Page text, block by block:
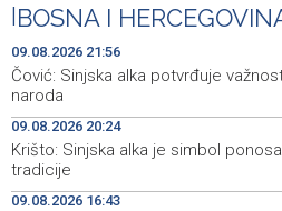
06:53 Najave događaja za 10. 8.
06:53
Od ranih jutarnjih sati duge
prelazima na izlazu iz BiH
23:13 Zrinjski u novu sezonu
21:56
Čović: Sinjska alka potvrđuje
hrvatskog naroda
BOSNA I
09.08.2026 21:56
Čović: Sinjska alka potvrđuje
naroda
09.08.2026 20:24
Krišto: Sinjska alka je simbol
tradicije
09.08.2026 16:43